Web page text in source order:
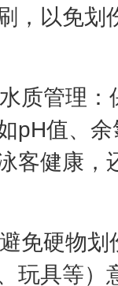
，以免划
质管理：
如pH值、
客健康，
免硬物划
玩具等）